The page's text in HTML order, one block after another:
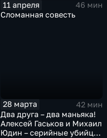
11 апреля
46 мин
Сломанная совесть
28 марта
42 мин
Два друга – два маньяка!
Алексей Гаськов и Михаил
Юдин – серийные убийцы